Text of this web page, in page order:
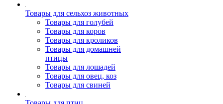
Товары для сельхоз животных
Товары для голубей
Товары для коров
Товары для кроликов
Товары для домашней
птицы
Товары для лошадей
Товары для овец, коз
Товары для свиней